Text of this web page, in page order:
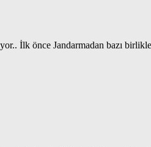
İlk önce Jandarmadan bazı